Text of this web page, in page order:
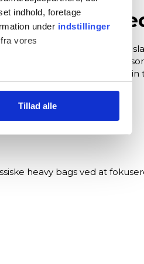
indhold, foretage
under indstillinger
vores
du bruger siden, så vi kan
Tillad alle
og
primært bruges til
finder du et nøje udvalgt
dine kropsslag eller din
heavy bags ved at